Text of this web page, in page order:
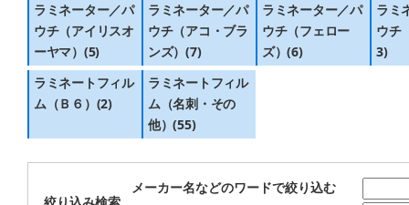
ラミネーター／パ
ウチ（アイリスオ
ーヤマ）(5)
ラミネーター／パ
ウチ（アコ・ブラ
ンズ）(7)
ラミネーター／パ
ウチ（フェロー
ズ）(6)
ラミ
ウチ
3)
ラミネートフィル
ム（Ｂ６）(2)
ラミネートフィル
ム（名刺・その
他）(55)
メーカー名などのワードで絞り込む